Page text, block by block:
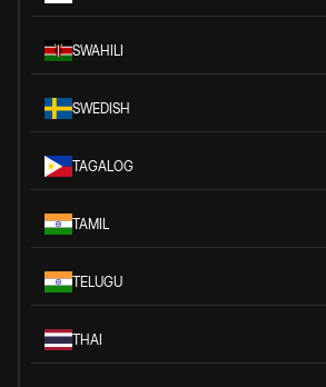
SWAHILI
SWEDISH
TAGALOG
TAMIL
TELUGU
THAI